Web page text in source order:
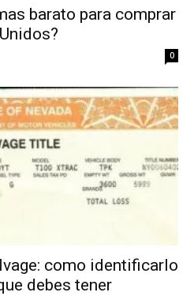
barato para comprar
0
como identificarlo
debes tener